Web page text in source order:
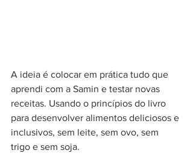
A ideia é colocar em prática tudo que
aprendi com a Samin e testar novas
receitas. Usando o princípios do livro
para desenvolver alimentos deliciosos e
inclusivos, sem leite, sem ovo, sem
trigo e sem soja.